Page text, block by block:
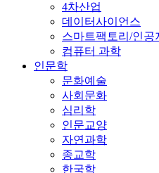
4차산업
데이터사이언스
스마트팩토리/인공
컴퓨터 과학
인문학
문화예술
사회문화
심리학
인문교양
자연과학
종교학
한국학